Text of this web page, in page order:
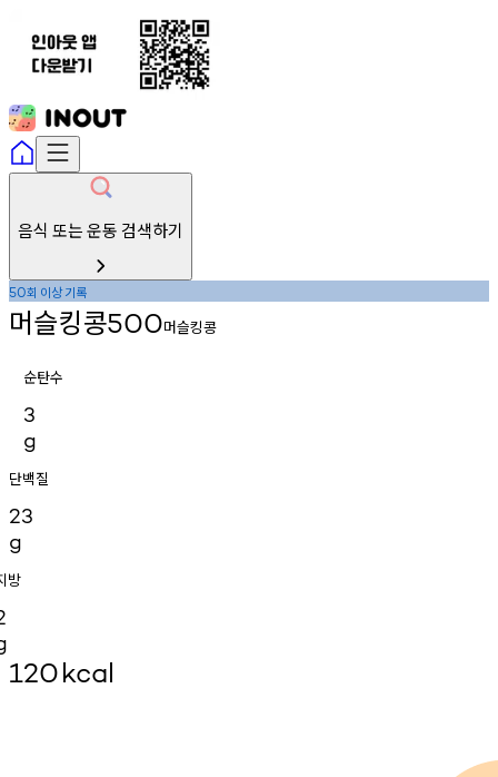
음식 또는 운동 검색하기
50회 이상기록
머슬킹콩500머슬킹콩
순탄수
3
g
단백질
23
g
방
120kcal